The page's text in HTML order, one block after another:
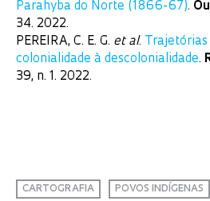
Parahyba do Norte (1866-67).
34. 2022.
PEREIRA, C. E. G. et al.
colonialidade à descolonialidade.
39, n. 1. 2022.
CARTOGRAFIA POVOS INDÍGENAS